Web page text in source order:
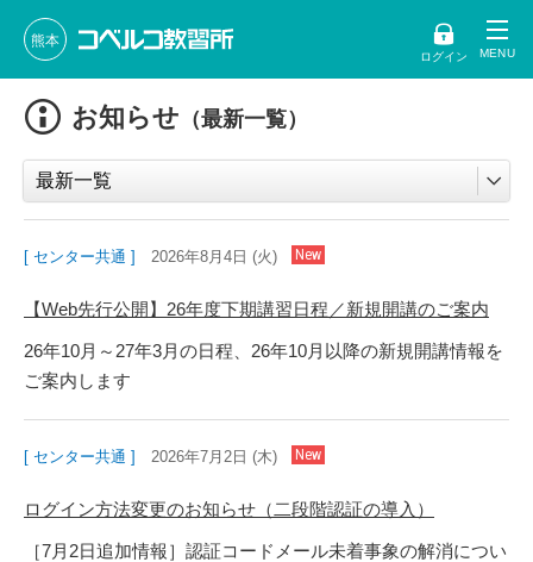
熊本
ログイン
お知らせ （最新一覧）
[ センター共通 ] 2026年8月4日 (火)
【Web先行公開】26年度下期講習日程／新規開講のご案内
26年10月～27年3月の日程、26年10月以降の新規開講情報を
ご案内します
[ センター共通 ] 2026年7月2日 (木)
ログイン方法変更のお知らせ（二段階認証の導入）
［7月2日追加情報］認証コードメール未着事象の解消につい